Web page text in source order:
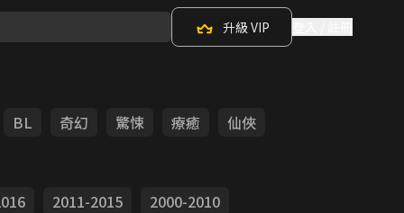
升級 VIP
BL 奇幻 驚悚 療癒 仙俠
2011-2015 2000-2010